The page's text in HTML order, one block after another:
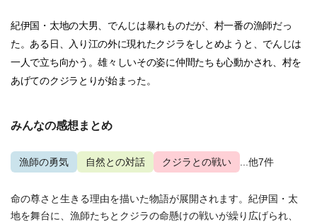
紀伊国・太地の大男、でんじは暴れものだが、村一番の漁師だっ
た。ある日、入り江の外に現れたクジラをしとめようと、でんじは
一人で立ち向かう。雄々しいその姿に仲間たちも心動かされ、村を
あげてのクジラとりが始まった。
みんなの感想まとめ
漁師の勇気 自然との対話 クジラとの戦い ...他7件
命の尊さと生きる理由を描いた物語が展開されます。紀伊国・太
地を舞台に、漁師たちとクジラの命懸けの戦いが繰り広げられ、